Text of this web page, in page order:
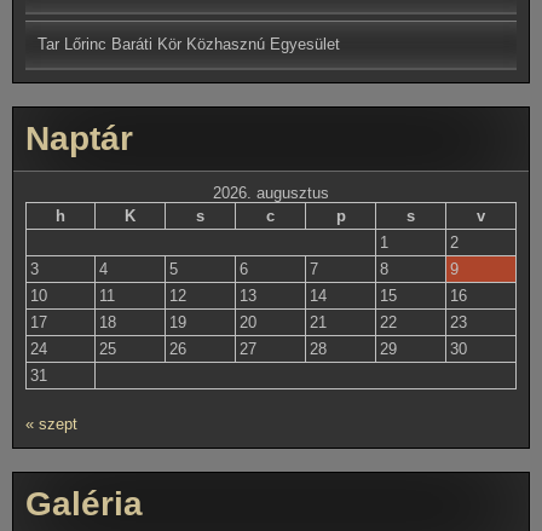
Tar Lőrinc Baráti Kör Közhasznú Egyesület
Naptár
2026. augusztus
h
K s c p s
v
1
2
3
4 5 6 7 8
9
10
11 12 13 14 15
16
17
18 19 20 21 22
23
24
25 26 27 28 29
30
31
« szept
Galéria